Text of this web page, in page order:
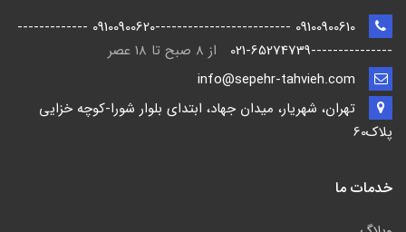
09100900610 -------------------------09100900620 -------------
---------------021-65274739
از 8 صبح تا 18 عصر
تهران، شهریار، میدان جهاد، ابتدای بلوار شورا-كوچه خزايي
پلاك60
خدمات ما